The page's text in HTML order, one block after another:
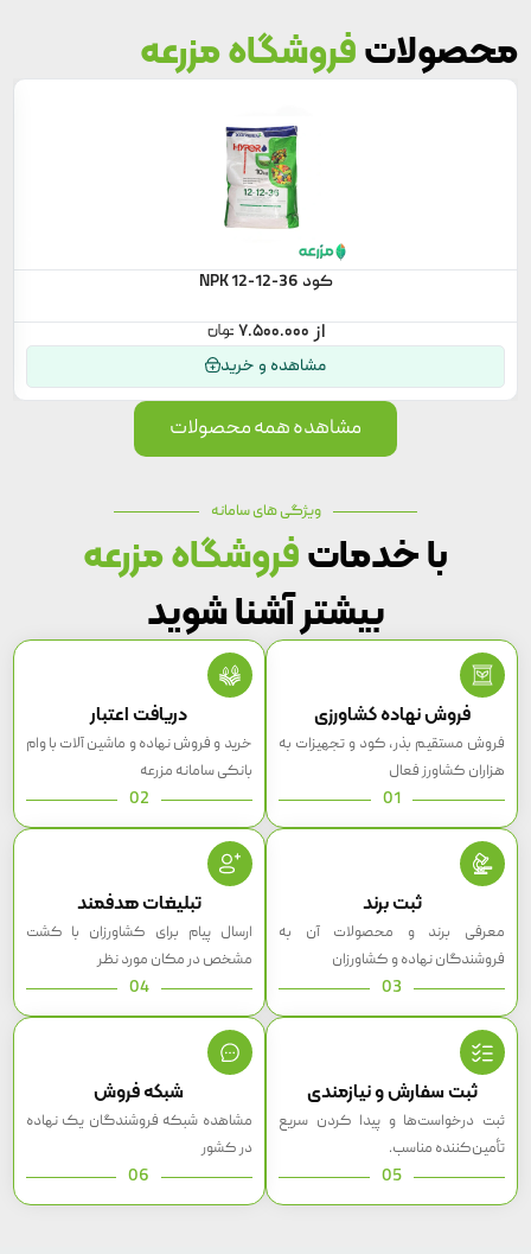
محصولاتفروشگاه مزرعه
کود NPK 12-12-36
۷.۵۰۰.۰۰۰
مشاهده و خرید
مشاهده همه محصولات
ویژگی های سامانه
با خدماتفروشگاه مزرعه
بیشتر آشنا شوید
فروش نهاده کشاورزی
فروش مستقیم بذر، کود و تجهیزات به
هزاران کشاورز فعال
01
دریافت اعتبار
خرید و فروش نهاده و ماشین آلات با وام
بانکی سامانه مزرعه
02
ثبت برند
معرفی برند و محصولات آن به
فروشندگان نهاده و کشاورزان
03
تبلیغات هدفمند
ارسال پیام برای کشاورزان با کشت
مشخص در مکان مورد نظر
04
ثبت سفارش و نیازمندی
ثبت درخواست‌ها و پیدا کردن سریع
تأمین‌کننده مناسب.
05
شبکه فروش
مشاهده شبکه فروشندگان یک نهاده
در کشور
06